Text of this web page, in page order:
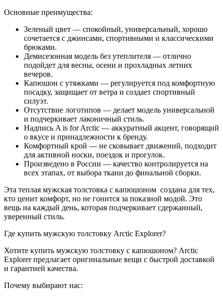
Основные преимущества:
Зеленый цвет — спокойный, универсальный, хорошо
сочетается с джинсами, спортивными и классическими
брюками.
Демисезонная модель без утеплителя — отлично
подойдет для весны, осени и прохладных летних
вечеров.
Капюшон с утяжками — регулируется под комфортную
посадку, защищает от ветра и создает спортивный
силуэт.
Отсутствие логотипов — делает модель универсальной
и подчеркивает лаконичный стиль.
Надпись A is for Arctic — аккуратный акцент, говорящий
о вкусе и принадлежности к бренду.
Комфортный крой — не сковывает движений, подходит
для активной носки, поездок и прогулок.
Произведено в России — качество контролируется на
всех этапах, от выбора ткани до финальной сборки.
Эта теплая мужская толстовка с капюшоном создана для тех,
кто ценит комфорт, но не гонится за показной модой. Это
вещь на каждый день, которая подчеркивает сдержанный,
уверенный стиль.
Где купить мужскую толстовку Arctic Explorer?
Хотите купить мужскую толстовку с капюшоном? Arctic
Explorer предлагает оригинальные вещи с быстрой доставкой
и гарантией качества.
Почему выбирают нас: